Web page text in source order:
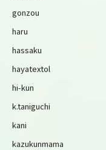
gonzou
haru
hassaku
hayatextol
hi-kun
k.taniguchi
kani
kazukunmama